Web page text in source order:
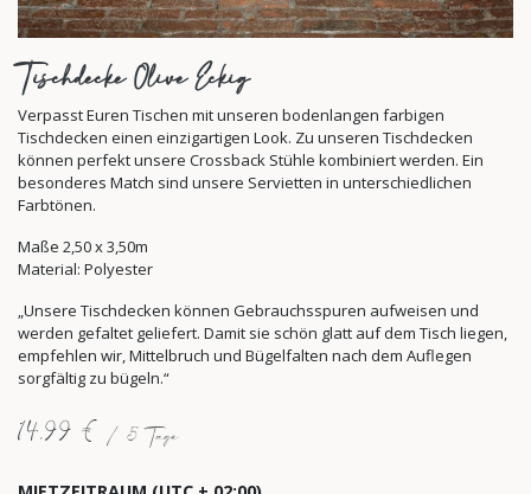
Tischdecke Olive Eckig
Verpasst Euren Tischen mit unseren bodenlangen farbigen
Tischdecken einen einzigartigen Look. Zu unseren Tischdecken
können perfekt unsere Crossback Stühle kombiniert werden. Ein
besonderes Match sind unsere Servietten in unterschiedlichen
Farbtönen.
Maße 2,50 x 3,50m
Material: Polyester
„Unsere Tischdecken können Gebrauchsspuren aufweisen und
werden gefaltet geliefert. Damit sie schön glatt auf dem Tisch liegen,
empfehlen wir, Mittelbruch und Bügelfalten nach dem Auflegen
sorgfältig zu bügeln.“
14,99 € / 5 Tage